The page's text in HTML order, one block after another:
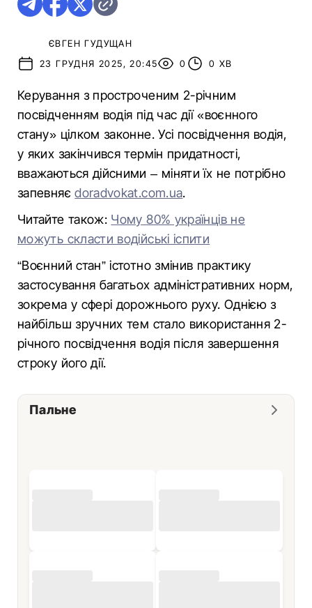
ЄВГЕН ГУДУЩАН
23 ГРУДНЯ 2025, 20:45
0 0 ХВ
Керування з простроченим 2-річним
посвідченням водія під час дії «воєнного
стану» цілком законне. Усі посвідчення водія,
у яких закінчився термін придатності,
вважаються дійсними – міняти їх не потрібно
запевняєdoradvokat.com.ua.
Читайте також: Чому 80% українців не
можуть скласти водійські іспити
“Воєнний стан” істотно змінив практику
застосування багатьох адміністративних норм,
зокрема у сфері дорожнього руху. Однією з
найбільш зручних тем стало використання 2-
річного посвідчення водія після завершення
строку його дії.
Пальне